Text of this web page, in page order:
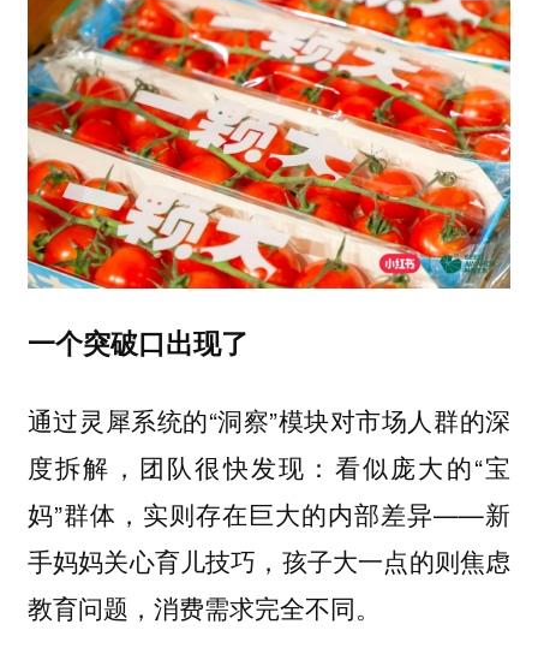
一个突破口出现了
通过灵犀系统的“洞察”模块对市场人群的深
度拆解，团队很快发现：看似庞大的“宝
妈”群体，实则存在巨大的内部差异——新
手妈妈关心育儿技巧，孩子大一点的则焦虑
教育问题，消费需求完全不同。